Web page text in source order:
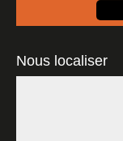
Nous localiser